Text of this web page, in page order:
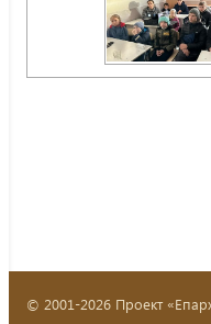
© 2001-2026 Проект